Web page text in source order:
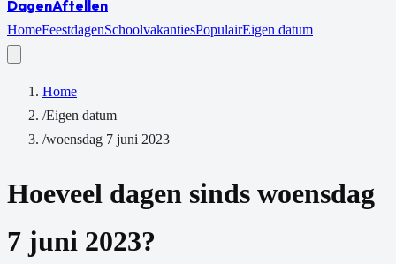
DagenAftellen
HomeFeestdagenSchoolvakantiesPopulairEigen datum
Home
/Eigen datum
/woensdag 7 juni 2023
Hoeveel dagen sinds woensdag
7 juni 2023?